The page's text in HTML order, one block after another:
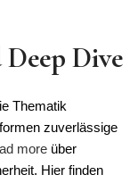
Dive
Thematik
zuverlässige
more über
Hier finden